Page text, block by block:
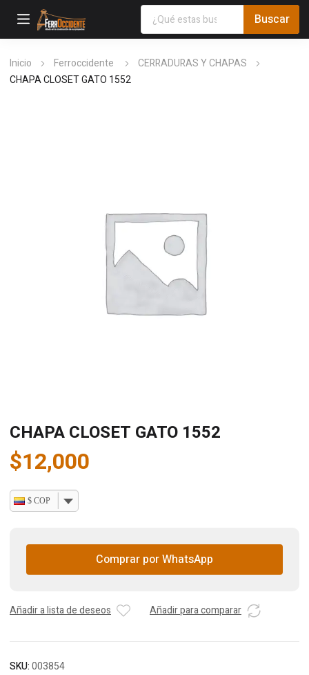
Inicio Ferroccidente
CERRADURAS Y CHAPAS
CHAPA CLOSET GATO 1552
CHAPA CLOSET GATO 1552
$12,000
$ COP
Comprar por WhatsApp
Añadir a lista de deseos Añadir para comparar
SKU:003854